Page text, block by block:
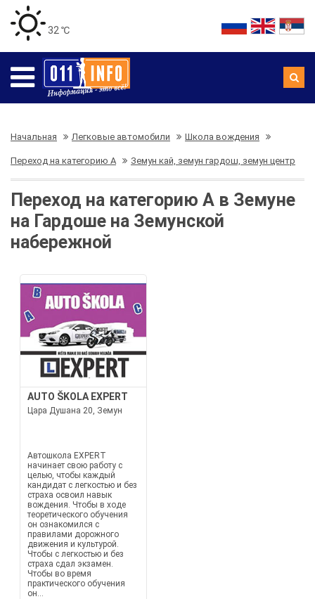
32 ℃
Начальная Легковые автомобили Школа вождения
Переход на категорию А Земун кай, земун гардош, земун центр
Переход на категорию А в Земуне
на Гардоше на Земунской
набережной
AUTO ŠKOLA EXPERT
Цара Душана 20, Земун
Автошкола EXPERT
начинает свою работу с
целью, чтобы каждый
кандидат с легкостью и без
страха освоил навык
вождения. Чтобы в ходе
теоретического обучения
он ознакомился с
правилами дорожного
движения и культурой.
Чтобы с легкостью и без
страха сдал экзамен.
Чтобы во время
практического обучения
он...